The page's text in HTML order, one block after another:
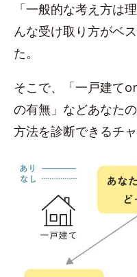
「一般的な考え方は
んな受け取り方がベ
た。
そこで、「一戸建て
の有無」などあなた
方法を診断できるチ